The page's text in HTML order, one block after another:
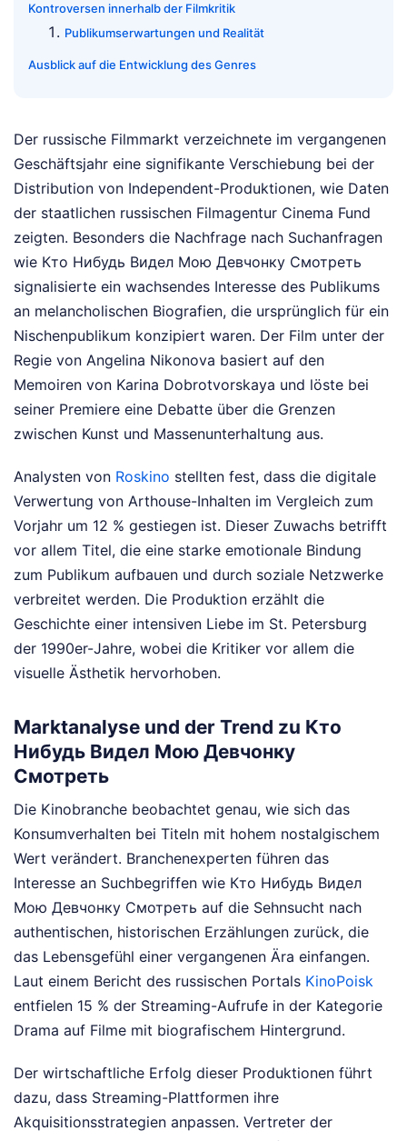
Kontroversen innerhalb der Filmkritik
Publikumserwartungen und Realität
Ausblick auf die Entwicklung des Genres
Der russische Filmmarkt verzeichnete im vergangenen
Geschäftsjahr eine signifikante Verschiebung bei der
Distribution von Independent-Produktionen, wie Daten
der staatlichen russischen Filmagentur Cinema Fund
zeigten. Besonders die Nachfrage nach Suchanfragen
wie Кто Нибудь Видел Мою Девчонку Смотреть
signalisierte ein wachsendes Interesse des Publikums
an melancholischen Biografien, die ursprünglich für ein
Nischenpublikum konzipiert waren. Der Film unter der
Regie von Angelina Nikonova basiert auf den
Memoiren von Karina Dobrotvorskaya und löste bei
seiner Premiere eine Debatte über die Grenzen
zwischen Kunst und Massenunterhaltung aus.
Analysten von Roskino stellten fest, dass die digitale
Verwertung von Arthouse-Inhalten im Vergleich zum
Vorjahr um 12 % gestiegen ist. Dieser Zuwachs betrifft
vor allem Titel, die eine starke emotionale Bindung
zum Publikum aufbauen und durch soziale Netzwerke
verbreitet werden. Die Produktion erzählt die
Geschichte einer intensiven Liebe im St. Petersburg
der 1990er-Jahre, wobei die Kritiker vor allem die
visuelle Ästhetik hervorhoben.
Marktanalyse und der Trend zu Кто
Нибудь Видел Мою Девчонку
Смотреть
Die Kinobranche beobachtet genau, wie sich das
Konsumverhalten bei Titeln mit hohem nostalgischem
Wert verändert. Branchenexperten führen das
Interesse an Suchbegriffen wie Кто Нибудь Видел
Мою Девчонку Смотреть auf die Sehnsucht nach
authentischen, historischen Erzählungen zurück, die
das Lebensgefühl einer vergangenen Ära einfangen.
Laut einem Bericht des russischen Portals KinoPoisk
entfielen 15 % der Streaming-Aufrufe in der Kategorie
Drama auf Filme mit biografischem Hintergrund.
Der wirtschaftliche Erfolg dieser Produktionen führt
dazu, dass Streaming-Plattformen ihre
Akquisitionsstrategien anpassen. Vertreter der